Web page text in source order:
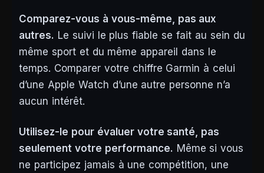
Comparez-vous à vous-même, pas aux
autres. Le suivi le plus fiable se fait au sein du
même sport et du même appareil dans le
temps. Comparer votre chiffre Garmin à celui
d’une Apple Watch d’une autre personne n’a
aucun intérêt.
Utilisez-le pour évaluer votre santé, pas
seulement votre performance. Même si vous
ne participez jamais à une compétition, une